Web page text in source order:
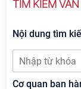
TÌM KIẾM
Nội dung tìm
Cơ quan ban